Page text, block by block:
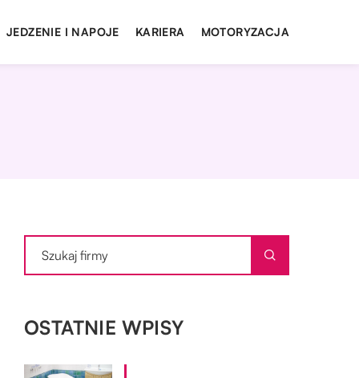
JEDZENIE I NAPOJE KARIERA MOTORYZACJA
OSTATNIE WPISY